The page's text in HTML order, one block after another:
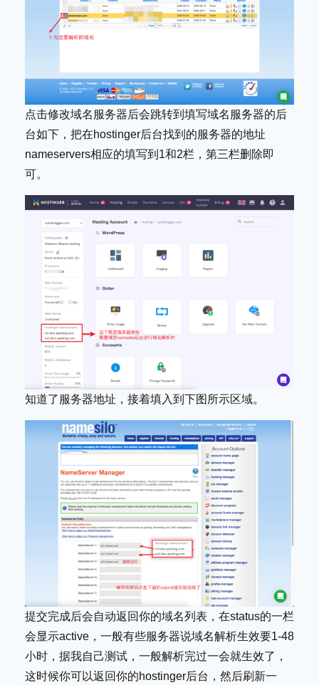
点击修改域名服务器后会跳转到填写域名服务器的后
台如下，把在hostinger后台找到的服务器的地址
nameservers相应的填写到1和2栏，第三栏删除即
可。
知道了服务器地址，接着填入到下图所示区域。
提交完成后会自动返回你的域名列表，在status的一栏
会显示active，一般有些服务器说域名解析生效要1-48
小时，据我自己测试，一般解析完过一会就生效了，
这时候你可以返回你的hostinger后台，然后刷新一